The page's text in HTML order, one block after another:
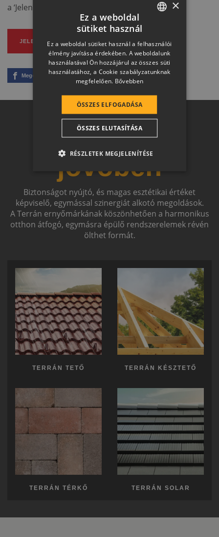
a ‘Jelentkezem’ gombra kattintva.
JELENTKEZEM
Megosztom Link másolása
Otthon a
jövőben
Biztonságot nyújtó, és magas esztétikai értéket
képviselő, egymással szinergiát alkotó megoldások.
A Terrán ernyőmárkának köszönhetően a harmonikus
otthon átfogó, egymásra épülő rendszerelemek révén
ölthet formát.
TERRÁN TETŐ TERRÁN KÉSZTETŐ
TERRÁN TÉRKŐ TERRÁN SOLAR
HUNGARIAN
SLOVAK
GERMAN
ROMANIAN
CROATIAN
SR
RO-HU
×
Ez a weboldal
sütiket használ
Ez a weboldal sütiket használ a felhasználói
élmény javítása érdekében. A weboldalunk
használatával Ön hozzájárul az összes süti
használatához, a Cookie szabályzatunknak
megfelelően. Bővebben
ÖSSZES ELFOGADÁSA
ÖSSZES ELUTASÍTÁSA
RÉSZLETEK MEGJELENÍTÉSE